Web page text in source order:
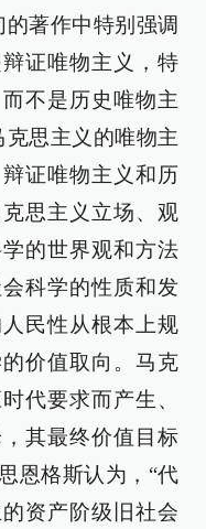
著作中特别强调
证唯物主义，特
不是历史唯物主
克思主义的唯物主
证唯物主义和历
思主义立场、观
的世界观和方法
科学的性质和发
民性从根本上规
价值取向。马克
代要求而产生、
其最终价值目标
恩格斯认为，“代
资产阶级旧社会